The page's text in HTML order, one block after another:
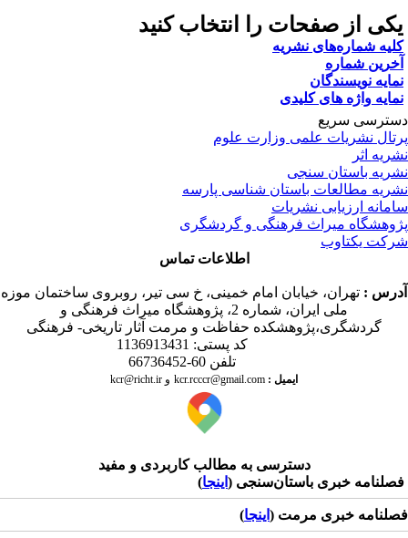
از صفحات را انتخاب کنید
شماره‌های نشریه
شماره
نویسندگان
واژه های کلیدی
سریع
نشریات علمی وزارت علوم
اثر
باستان سنجی
مطالعات باستان شناسی پارسه
ارزیابی نشریات
میراث فرهنگی و گردشگری
یکتاوب
اطلاعات تماس
: تهران، خیابان امام خمینی، خ سی تیر، روبروی ساختمان موزه
ملی ایران، شماره 2، پژوهشگاه میراث فرهنگی و
گردشگری،پژوهشکده حفاظت و مرمت آثار تاریخی- فرهنگی
کد پستی: 1136913431
تلفن 60-66736452
ایمیل:
kcr@richt.ir و kcr.rcccr@gmail.com
دسترسی به مطالب کاربردی و مفید
خبری باستان‌سنجی ( اینجا)
خبری مرمت ( اینجا)